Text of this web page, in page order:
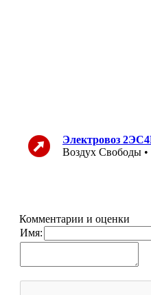
Электровоз
Воздух Свободы •
Комментарии и оценки
Имя: